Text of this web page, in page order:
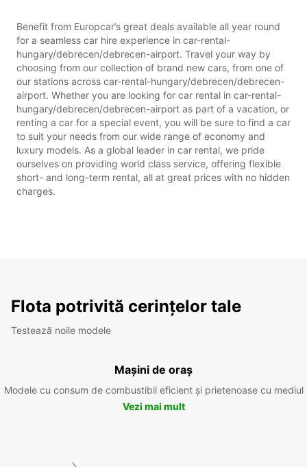
Benefit from Europcar’s great deals available all year round
for a seamless car hire experience in car-rental-
hungary/debrecen/debrecen-airport. Travel your way by
choosing from our collection of brand new cars, from one of
our stations across car-rental-hungary/debrecen/debrecen-
airport. Whether you are looking for car rental in car-rental-
hungary/debrecen/debrecen-airport as part of a vacation, or
renting a car for a special event, you will be sure to find a car
to suit your needs from our wide range of economy and
luxury models. As a global leader in car rental, we pride
ourselves on providing world class service, offering flexible
short- and long-term rental, all at great prices with no hidden
charges.
Flota potrivită cerințelor tale
Testează noile modele
Mașini de oraș
Modele cu consum de combustibil eficient și prietenoase cu mediul
Vezi mai mult